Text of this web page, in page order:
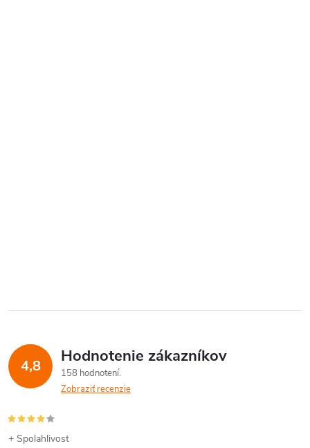
4,8 Hodnotenie zákazníkov
158 hodnotení
Zobraziť recenzie
+ Spolahlivost